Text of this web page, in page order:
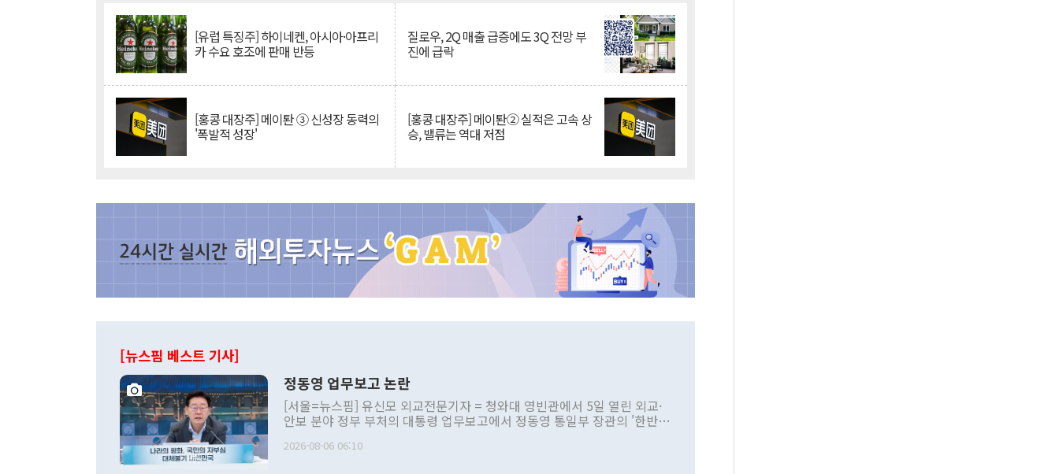
[유럽 특징주] 하이네켄, 아시아·아프리
카 수요 호조에 판매 반등
질로우, 2Q 매출 급증에도 3Q 전망 부
진에 급락
[홍콩 대장주] 메이퇀 ③ 신성장 동력의
'폭발적 성장'
[홍콩 대장주] 메이퇀② 실적은 고속 상
승, 밸류는 역대 저점
[뉴스핌 베스트 기사]
정동영 업무보고 논란
[서울=뉴스핌] 유신모 외교전문기자 = 청와대 영빈관에서 5일 열린 외교·
안보 분야 정부 부처의 대통령 업무보고에서 정동영 통일부 장관의 '한반도
발언 중에는 정부 내 조율을 거치지 않은 사안을 정책으로 추진하겠다고 공
2026-08-06 06:10